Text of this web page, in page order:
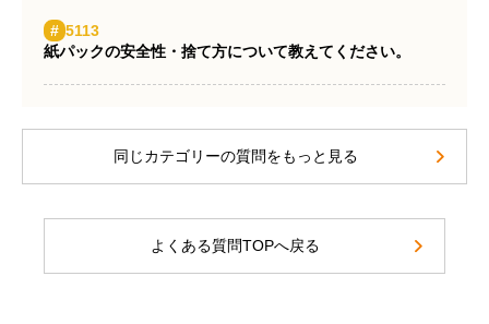
# 5113
紙パックの安全性・捨て方について教えてください。
同じカテゴリーの質問をもっと見る
よくある質問TOPへ戻る